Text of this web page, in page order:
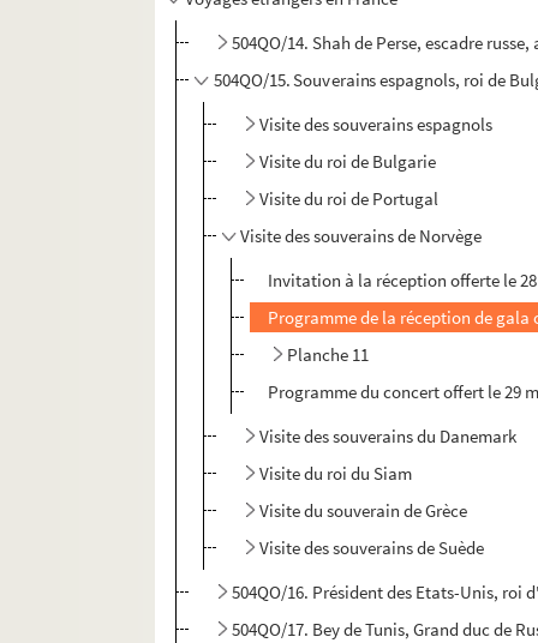
504QO/14. Shah de Perse, escadre
504QO/15. Souverains espagnols, roi de
Visite des souverains espagnols
Visite du roi de Bulgarie
Visite du roi de Portugal
Visite des souverains de Norvège
Invitation à la réception offerte le
Programme de la réception de gala
Planche 11
Programme du concert offert le 29
Visite des souverains du Danemark
Visite du roi du Siam
Visite du souverain de Grèce
Visite des souverains de Suède
504QO/16. Président des Etats-Unis, roi
504QO/17. Bey de Tunis, Grand duc de